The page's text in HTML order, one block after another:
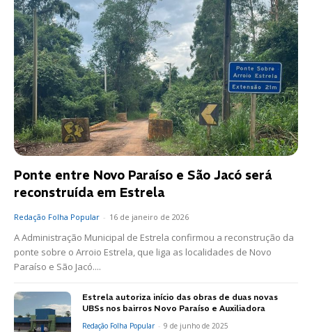
Ponte entre Novo Paraíso e São Jacó será
reconstruída em Estrela
Redação Folha Popular - 16 de janeiro de 2026
A Administração Municipal de Estrela confirmou a reconstrução da
ponte sobre o Arroio Estrela, que liga as localidades de Novo
Paraíso e São Jacó....
Estrela autoriza início das obras de duas novas
UBSs nos bairros Novo Paraíso e Auxiliadora
Redação Folha Popular - 9 de junho de 2025